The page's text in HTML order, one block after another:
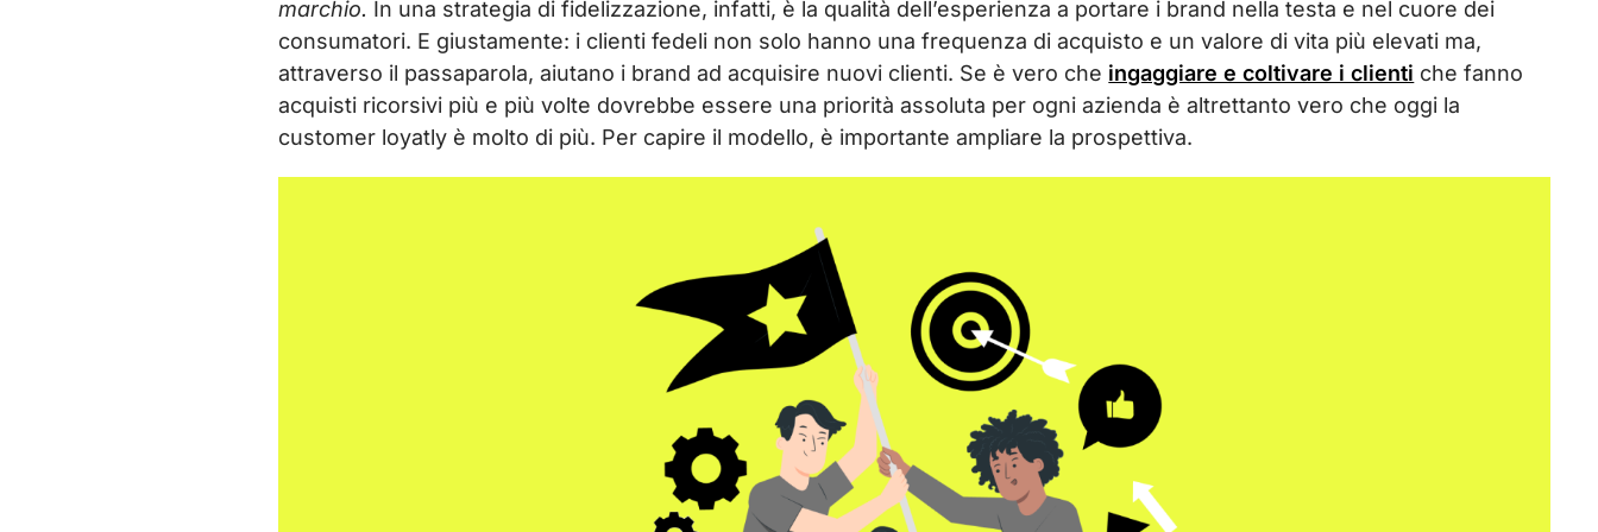
marchio. In una strategia di fidelizzazione, infatti, è la qualità dell’esperienza a portare i brand nella testa e nel cuore dei
consumatori. E giustamente: i clienti fedeli non solo hanno una frequenza di acquisto e un valore di vita più elevati ma,
attraverso il passaparola, aiutano i brand ad acquisire nuovi clienti. Se è vero che ingaggiare e coltivare i clienti che fanno
acquisti ricorsivi più e più volte dovrebbe essere una priorità assoluta per ogni azienda è altrettanto vero che oggi la
customer loyatly è molto di più. Per capire il modello, è importante ampliare la prospettiva.